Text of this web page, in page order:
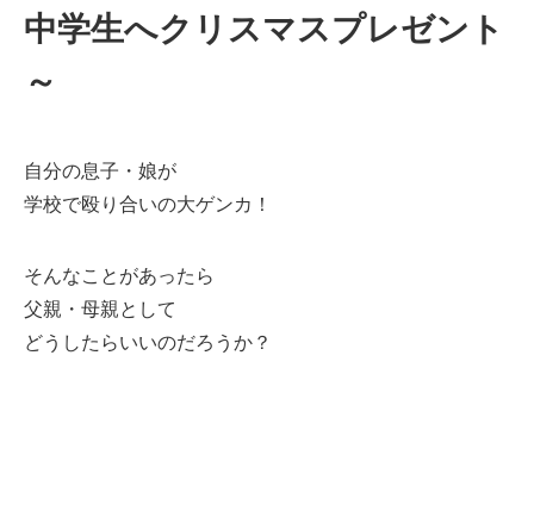
中学生へクリスマスプレゼント
～
自分の息子・娘が
学校で殴り合いの大ゲンカ！
そんなことがあったら
父親・母親として
どうしたらいいのだろうか？